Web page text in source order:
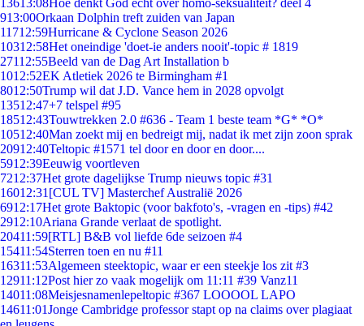
13613:08Hoe denkt God echt over homo-seksualiteit? deel 4
913:00Orkaan Dolphin treft zuiden van Japan
11712:59Hurricane & Cyclone Season 2026
10312:58Het oneindige 'doet-ie anders nooit'-topic # 1819
27112:55Beeld van de Dag Art Installation b
1012:52EK Atletiek 2026 te Birmingham #1
8012:50Trump wil dat J.D. Vance hem in 2028 opvolgt
13512:47+7 telspel #95
18512:43Touwtrekken 2.0 #636 - Team 1 beste team *G* *O*
10512:40Man zoekt mij en bedreigt mij, nadat ik met zijn zoon sprak
20912:40Teltopic #1571 tel door en door en door....
5912:39Eeuwig voortleven
7212:37Het grote dagelijkse Trump nieuws topic #31
16012:31 [CUL TV] Masterchef Australië 2026
6912:17Het grote Baktopic (voor bakfoto's, -vragen en -tips) #42
2912:10Ariana Grande verlaat de spotlight.
20411:59[RTL] B&B vol liefde 6de seizoen #4
15411:54Sterren toen en nu #11
16311:53Algemeen steektopic, waar er een steekje los zit #3
12911:12Post hier zo vaak mogelijk om 11:11 #39 Vanz11
14011:08Meisjesnamenlepeltopic #367 LOOOOL LAPO
14611:01Jonge Cambridge professor stapt op na claims over plagiaat